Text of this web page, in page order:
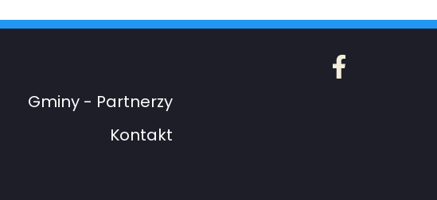
Gminy - Partnerzy
Kontakt